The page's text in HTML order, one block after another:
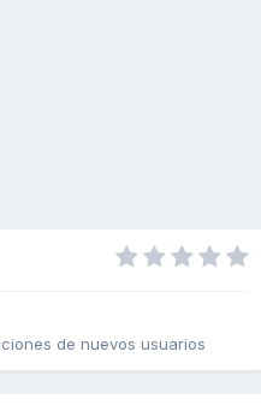
de nuevos usuarios